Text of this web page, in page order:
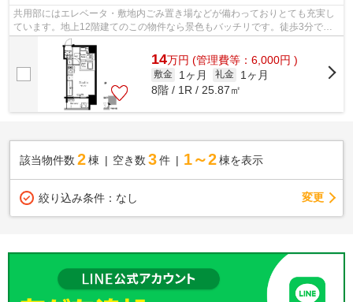
共用部にはエレベータ・敷地内ごみ置き場などが備わっておりとても充実し
ています。地上12階建てのこの物件なら景色もバッチリです。徒歩3分で駅
にアクセスできる物件です。マンション...
14万円 (管理費等：6,000円 )
敷金 1ヶ月 礼金
1ヶ月
8階 / 1R / 25.87㎡
該当物件数 2棟 空き数 3 件 1～2 棟を表示
絞り込み条件： なし 変更